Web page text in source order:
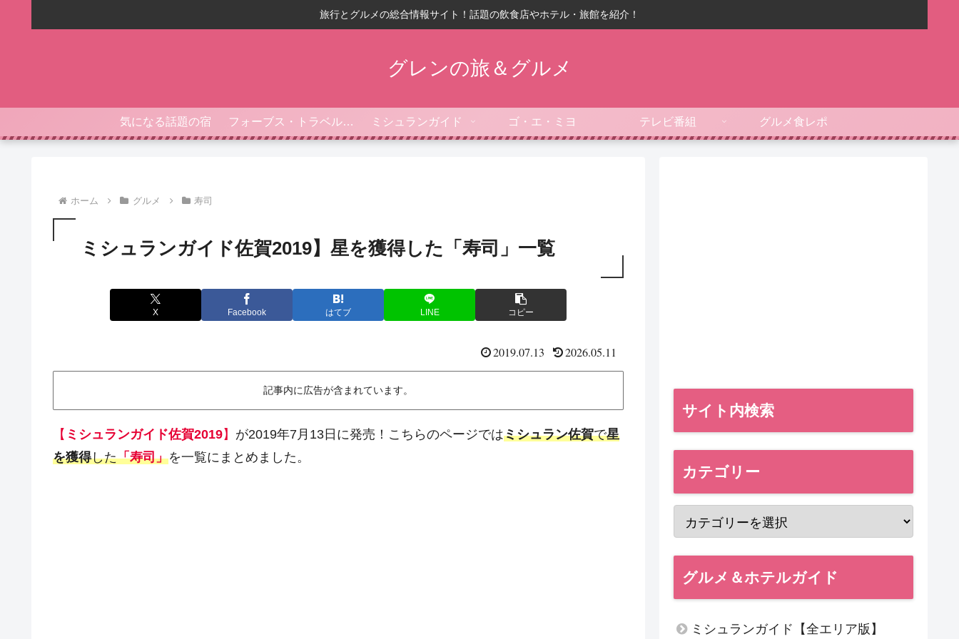
旅行とグルメの総合情報サイト！話題の飲食店やホテル・旅館を紹介！
グレンの旅＆グルメ
気になる話題の宿 フォーブス・トラベルガイド ミシュランガイド ゴ・エ・ミヨ テレビ番組 グルメ食レポ
ホーム グルメ 寿司
ミシュランガイド佐賀2019】星を獲得した「寿司」一覧
X Facebook はてブ LINE コピー
2019.07.13 2026.05.11
記事内に広告が含まれています。
【 ミシュランガイド佐賀2019】 が2019年7月13日に発売！こちらのページではミシュラン佐賀で星
を獲得した「寿司」を一覧にまとめました。
サイト内検索
カテゴリー
グルメ＆ホテルガイド
ミシュランガイド【全エリア版】